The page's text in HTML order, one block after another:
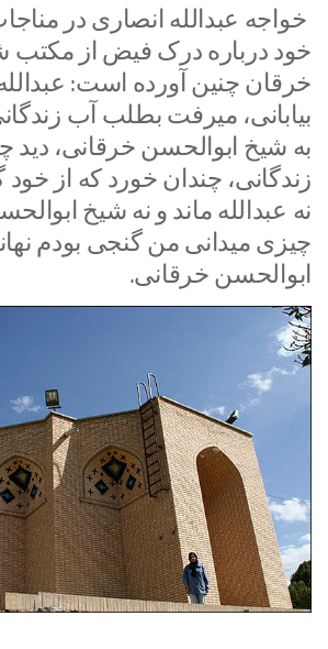
خواجه عبدالله انصاری در
خود درباره درک فیض از مکتب
خرقان چنین آورده است:
بیابانی، میرفت بطلب آب
به شیخ ابوالحسن خرقانی،
زندگانی، چندان خورد که از
نه عبدالله ماند و نه شیخ
چیزی میدانی من گنجی بودم
ابوالحسن خرقانی.